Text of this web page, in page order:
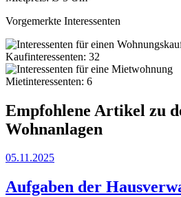
Vorgemerkte Interessenten
Kaufinteressenten: 32
Mietinteressenten: 6
Empfohlene Artikel zu
Wohnanlagen
05.11.2025
Aufgaben der